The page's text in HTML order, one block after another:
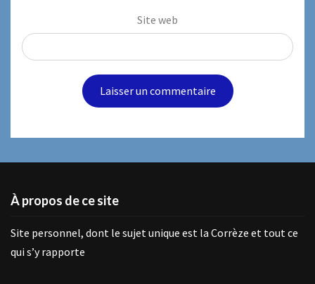
Site web
À propos de ce site
Site personnel, dont le sujet unique est la Corrèze et tout ce
qui s’y rapporte